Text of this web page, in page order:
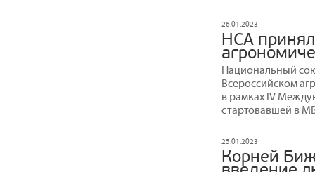
26.01.2023
НСА принял
Национальный
Всероссийском
в рамках IV
стартовавшей в
25.01.2023
Корней